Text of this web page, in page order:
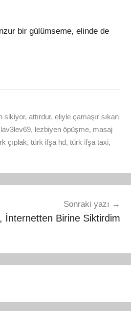
bir gülümseme, elinde de
sikiyor, attırdur, eliyle çamaşır sıkan
lav3lev69, lezbiyen öpüşme, masaj
çıplak, türk ifşa hd, türk ifşa taxi,
Sonraki yazı
İnternetten Birine Siktirdim